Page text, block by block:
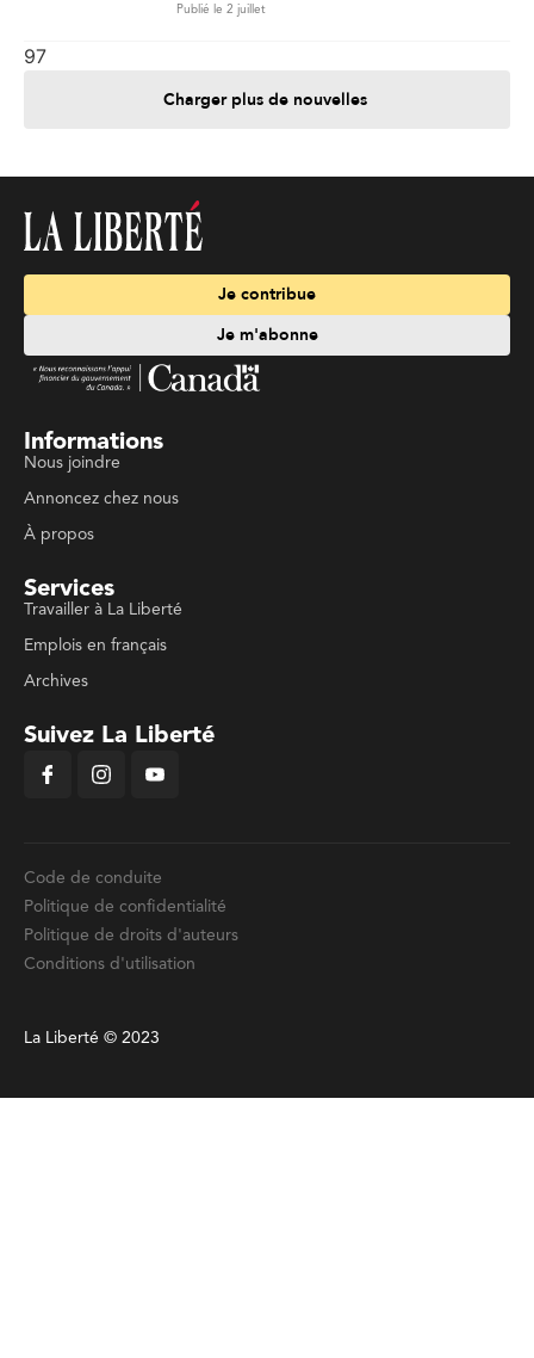
Publié le 2 juillet
97
Charger plus de nouvelles
Je contribue
Je m'abonne
Informations
Nous joindre
Annoncez chez nous
À propos
Services
Travailler à La Liberté
Emplois en français
Archives
Suivez La Liberté
Code de conduite
Politique de confidentialité
Politique de droits d'auteurs
Conditions d'utilisation
La Liberté © 2023